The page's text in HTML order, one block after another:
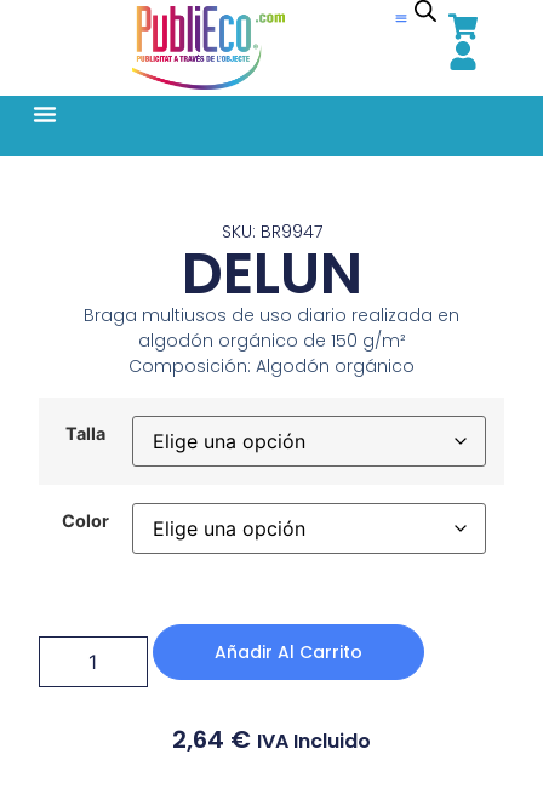
SKU: BR9947
DELUN
Braga multiusos de uso diario realizada en
algodón orgánico de 150 g/m²
Composición: Algodón orgánico
Talla
Color
Añadir Al Carrito
2,64 € IVA Incluido